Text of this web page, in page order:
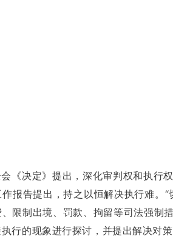
《决定》提出，深化审判权和执行
报告提出，持之以恒解决执行难。
限制出境、罚款、拘留等司法强制
行的现象进行探讨，并提出解决对